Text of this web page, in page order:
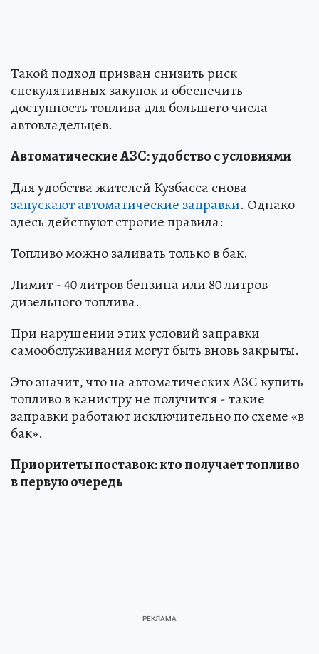
Такой подход призван снизить риск
спекулятивных закупок и обеспечить
доступность топлива для большего числа
автовладельцев.
Автоматические АЗС: удобство с условиями
Для удобства жителей Кузбасса снова
запускают автоматические заправки. Однако
здесь действуют строгие правила:
Топливо можно заливать только в бак.
Лимит - 40 литров бензина или 80 литров
дизельного топлива.
При нарушении этих условий заправки
самообслуживания могут быть вновь закрыты.
Это значит, что на автоматических АЗС купить
топливо в канистру не получится - такие
заправки работают исключительно по схеме «в
бак».
Приоритеты поставок: кто получает топливо
в первую очередь